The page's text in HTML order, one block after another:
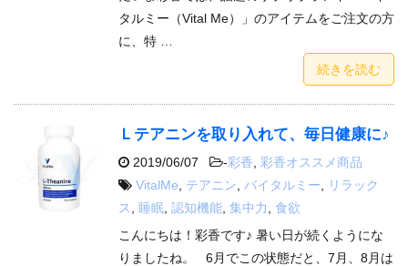
タルミー（Vital Me）」のアイテムをご注文の方
に、特 …
続きを読む
Ｌテアニンを取り入れて、毎日健康に♪
2019/06/07 -彩香
彩香オススメ商品
VitalMe
テアニン バイタルミー
リラック
ス
睡眠 認知機能 集中力
食欲
こんにちは！彩香です♪ 暑い日が続くようにな
りましたね。 6月でこの状態だと、7月、8月は